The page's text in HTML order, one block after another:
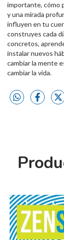
importante, cómo
y una mirada
influyen en tu
construyes cada
concretos,
instalar nuevos
cambiar la mente
cambiar la vida.